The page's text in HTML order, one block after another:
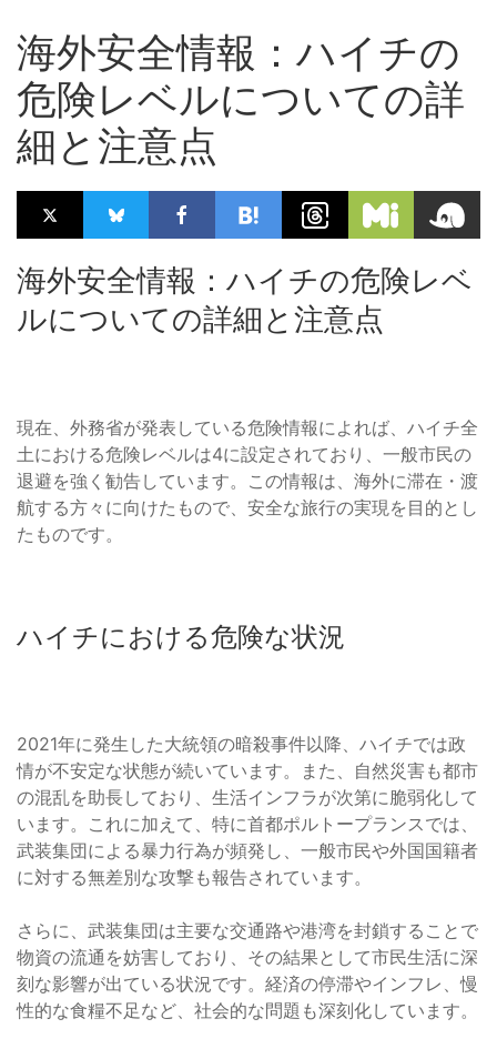
海外安全情報：ハイチの
危険レベルについての詳
細と注意点
海外安全情報：ハイチの危険レベ
ルについての詳細と注意点
現在、外務省が発表している危険情報によれば、ハイチ全
土における危険レベルは4に設定されており、一般市民の
退避を強く勧告しています。この情報は、海外に滞在・渡
航する方々に向けたもので、安全な旅行の実現を目的とし
たものです。
ハイチにおける危険な状況
2021年に発生した大統領の暗殺事件以降、ハイチでは政
情が不安定な状態が続いています。また、自然災害も都市
の混乱を助長しており、生活インフラが次第に脆弱化して
います。これに加えて、特に首都ポルトープランスでは、
武装集団による暴力行為が頻発し、一般市民や外国国籍者
に対する無差別な攻撃も報告されています。
さらに、武装集団は主要な交通路や港湾を封鎖することで
物資の流通を妨害しており、その結果として市民生活に深
刻な影響が出ている状況です。経済の停滞やインフレ、慢
性的な食糧不足など、社会的な問題も深刻化しています。